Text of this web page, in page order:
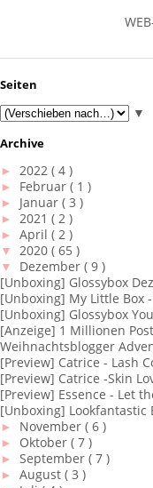
Seiten
▼
Archive
► 2022 ( 4 )
► Februar ( 1 )
► Januar ( 3 )
► 2021 ( 2 )
► April ( 2 )
▼ 2020 ( 65 )
▼
Dezember ( 9 )
[Unboxing] Glossybox
[Unboxing] My Little Box
[Unboxing] Glossybox
[Anzeige] 1 Millionen
Weihnachtsblogger
[Preview] Catrice - Lash
[Preview] Catrice -Skin
[Preview] Essence - Let
[Unboxing] Lookfantastic
► November ( 6 )
► Oktober ( 7 )
► September ( 7 )
► August ( 3 )